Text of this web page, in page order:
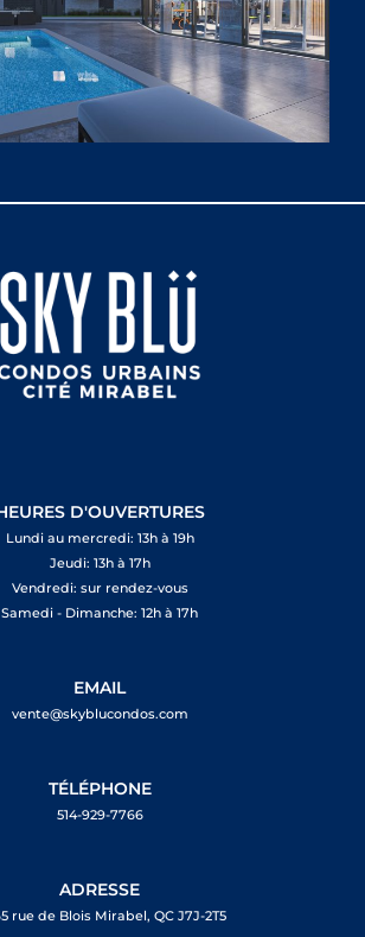
D'OUVERTURES
Lundi au mercredi: 13h à 19h
Jeudi: 13h à 17h
Vendredi: sur rendez-vous
Samedi - Dimanche: 12h à 17h
EMAIL
vente@skyblucondos.com
TÉLÉPHONE
514-929-7766
ADRESSE
rue de Blois Mirabel, QC J7J-2T5